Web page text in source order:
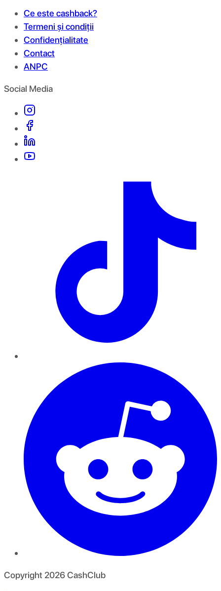
Ce este cashback?
Termeni și condiții
Confidențialitate
Contact
ANPC
Social Media
Copyright 2026CashClub